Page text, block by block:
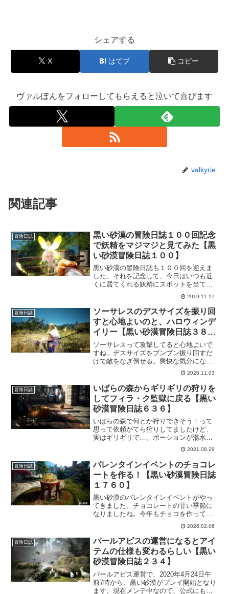
シェアする
X はてブ コピー
ヴァルぽんをフォローしてもらえると泣いて喜びます
valkyrie
関連記事
冒険日誌
黒い砂漠の冒険日誌１００回記念
で妖精をマジマジと見てみた【黒
い砂漠冒険日誌１００】
黒い砂漠の冒険日誌も１００回を迎えま
した。それを記念して、今日はいつも近
くに居てくれる妖精にスポットを当てて
みました。４等級とかスキルとかも必要
ですけど、今日ばかりは妖精をじっくり
と観察してみようかと思います。
2019.11.17
冒険日誌
ソーサレスのデスサイズを振り回
すと心地よいのと、ハロウィンデ
イリー【黒い砂漠冒険日誌３８
６】
ソーサレスって攻撃してると心地よいで
すね。デスサイズをブンブン振り回すだ
けで敵をなぎ倒せる。爽快な気分になり
ます。そして、永久の言葉に釣られてフ
ローリン村のハロウィンデイリーをコツ
コツとやってます。やっぱり土に潜るカ
ボチャお化けは捨てがたいｗ
2020.11.03
冒険日誌
いばらの森からギリギリの狩りを
してフィラ・ク監獄に戻る【黒い
砂漠冒険日誌６３６】
いばらの森で何とか狩りできそう！って
思って依頼がてら狩りしてましたけど、
実はギリギリで…。ポーションが湯水の
ように消えて行きました。キツイとは思
ってたけどここまでとは。って事で、こ
こら辺で一旦カリチャーの依頼も終わっ
た事ですしフィラ・ク監獄に戻ります。
2021.08.29
冒険日誌
バレンタインイベントのチョコレ
ートを作る！【黒い砂漠冒険日誌
１７６０】
黒い砂漠のバレンタインイベントがやっ
てきました、チョコレートの甘い季節に
なりましたね。今年もチョコを作ってた
くさん食べる！でも、今年はちょっとし
たイベントが追加されていたりします。
モグモグ食べるもよし、素敵な花を渡す
ものよし。
2026.02.06
冒険日誌
パールアビスの運営になるとアイ
テムの仕様も変わるらしい【黒い
砂漠冒険日誌２３４】
パールアビス運営で、2020年4月24日午
前7時から、黒い砂漠がプレイ開始となり
ます。現在メンテ中なので、公式にもい